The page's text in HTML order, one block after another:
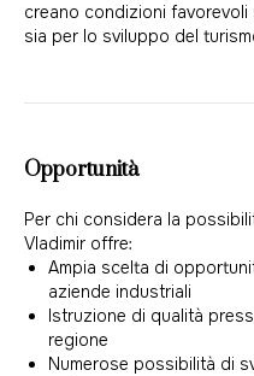
creano condizioni
sia per lo sviluppo del
Opportunità
Per chi considera la
Vladimir offre:
Ampia scelta di
aziende industriali
Istruzione di qualità
regione
Numerose possibilità di